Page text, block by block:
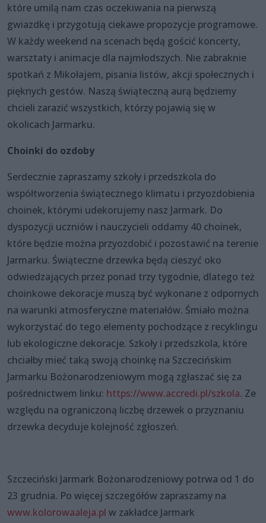
które umilą nam czas oczekiwania na pierwszą
gwiazdkę i przygotują ciekawe propozycje programowe.
W każdy weekend na scenach będą gościć koncerty,
warsztaty i animacje dla najmłodszych. Nie zabraknie
spotkań z Mikołajem, pisania listów, akcji społecznych i
pięknych gestów. Naszą świąteczną aurą będziemy
chcieli zarazić wszystkich, którzy pojawią się w
okolicach Jarmarku.
Choinki do ozdoby
Serdecznie zapraszamy szkoły i przedszkola do
współtworzenia świątecznego klimatu i przyozdobienia
choinek, którymi udekorujemy nasz Jarmark. Do
dyspozycji uczniów i nauczycieli oddamy 40 choinek,
które będzie można przyozdobić i pozostawić na terenie
Jarmarku. Świąteczne drzewka będą cieszyć oko
odwiedzających przez ponad trzy tygodnie, dlatego też
choinkowe dekoracje muszą być wykonane z odpornych
na warunki atmosferyczne materiałów. Śmiało można
wykorzystać do tego elementy pochodzące z recyklingu
lub ekologiczne dekoracje. Szkoły i przedszkola, które
chciałby mieć taką swoją choinkę na Szczecińskim
Jarmarku Bożonarodzeniowym mogą zgłaszać się za
pośrednictwem linku: https://www.accredi.pl/szkola. Ze
względu na ograniczoną liczbę drzewek o przyznaniu
drzewka decyduje kolejność zgłoszeń.
Szczeciński Jarmark Bożonarodzeniowy potrwa od 1 do
23 grudnia. Po więcej szczegółów zapraszamy na
www.kolorowaaleja.pl w zakładce Jarmark